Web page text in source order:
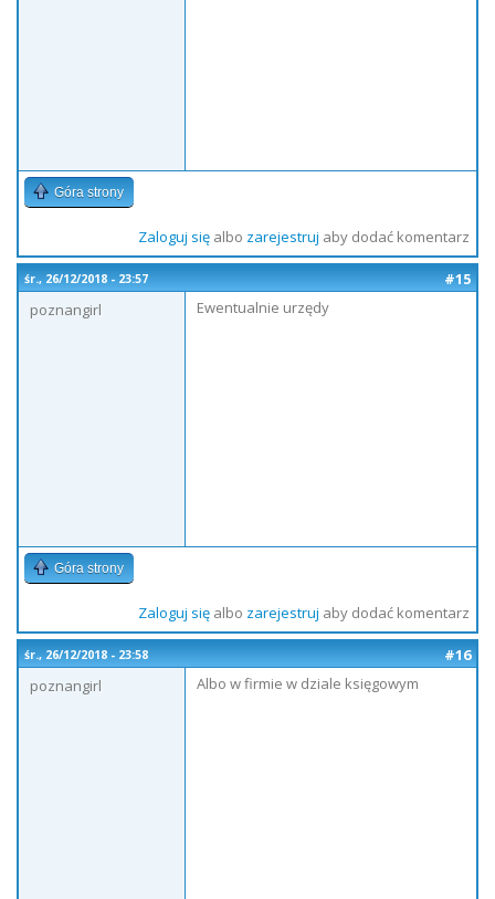
Góra strony
Zaloguj sięalbo zarejestruj aby dodać komentarz
śr., 26/12/2018 - 23:57
#15
poznangirl
Ewentualnie urzędy
Góra strony
Zaloguj sięalbo zarejestruj aby dodać komentarz
śr., 26/12/2018 - 23:58
#16
poznangirl
Albo w firmie w dziale księgowym